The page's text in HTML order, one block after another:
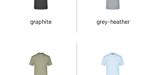
graphite grey-heather